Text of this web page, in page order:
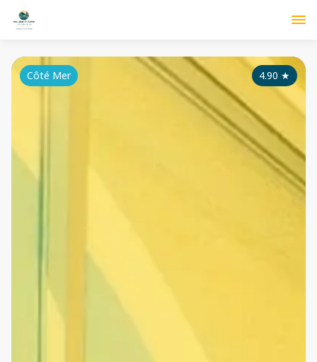
4.90 ★
Côté Mer